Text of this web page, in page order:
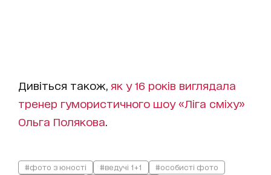
Дивіться також, як у 16 років виглядала
тренер гумористичного шоу «Ліга сміху»
Ольга Полякова
#фото з юності #ведучі 1+1
#особисті фото